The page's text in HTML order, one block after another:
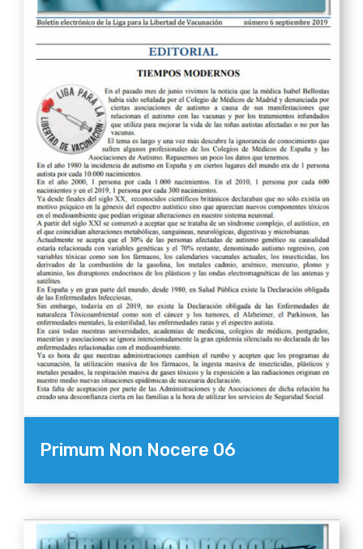
Primum Non Nocere 06